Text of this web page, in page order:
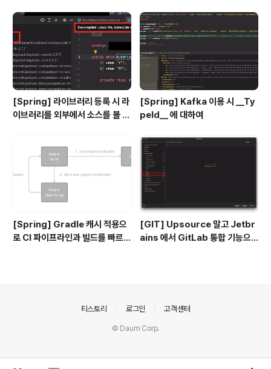
[Spring] 라이브러리 등록 시 라
이브러리를 외부에서 소스를 볼 수
[Spring] Kafka 이용 시 __Ty
peId__ 에 대하여
[Spring] Gradle 캐시 적용으
로 CI 파이프라인과 빌드를 빠르게
[GIT] Upsource 말고 Jetbr
ains 에서 GitLab 통합 기능으
티스토리 로그인 고객센터
© Daum Corp.